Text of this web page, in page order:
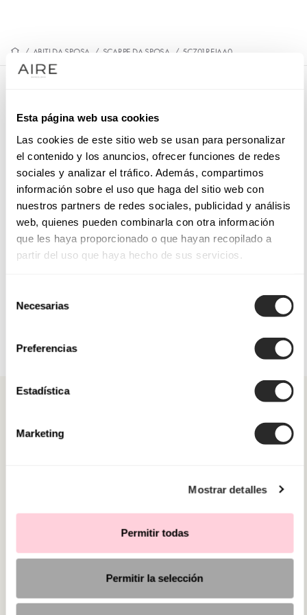
Esta página web usa cookies
Las cookies de este sitio web se usan para personalizar
el contenido y los anuncios, ofrecer funciones de redes
sociales y analizar el tráfico. Además, compartimos
información sobre el uso que haga del sitio web con
nuestros partners de redes sociales, publicidad y análisis
web, quienes pueden combinarla con otra información
que les haya proporcionado o que hayan recopilado a
partir del uso que haya hecho de sus servicios.
Necesarias
Preferencias
Estadística
Marketing
Mostrar detalles
Permitir todas
Permitir la selección
/ ABITI DA SPOSA / SCARPE DA SPOSA / 5CZ01REJAA0
Sandali da sposa in tessuto a rete. Con plateau, tacco altoe
fibbia tonda foderata.
PRENOTA UN APPUNTAMENTO
HAI BISOGNO DI AIUTO?
PUNTI VENDITA